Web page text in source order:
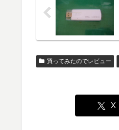
買ってみたのでレビュー
X